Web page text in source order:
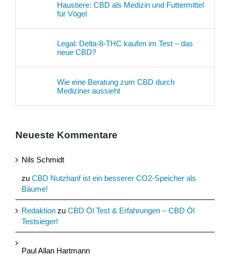
Haustiere: CBD als Medizin und Futtermittel
für Vögel
Legal: Delta-8-THC kaufen im Test – das
neue CBD?
Wie eine Beratung zum CBD durch
Mediziner aussieht
Neueste Kommentare
Nils Schmidt
zu CBD Nutzhanf ist ein besserer CO2-Speicher als
Bäume!
Redaktion zu CBD Öl Test & Erfahrungen – CBD Öl
Testsieger!
Paul Allan Hartmann